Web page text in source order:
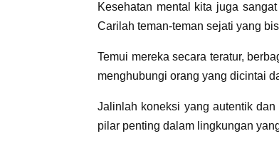
Kesehatan mental kita juga
Carilah teman-teman sejati yang
Temui mereka secara teratur,
menghubungi orang yang dicintai
Jalinlah koneksi yang autentik
pilar penting dalam lingkungan